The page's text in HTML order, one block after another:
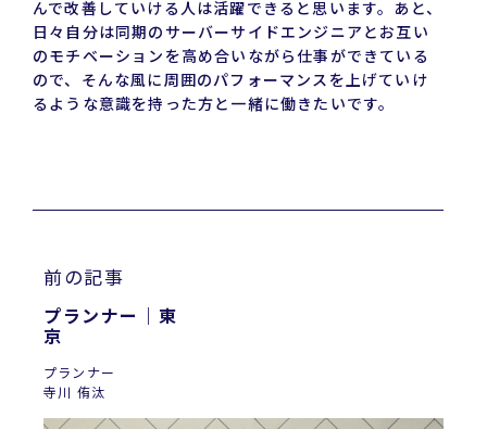
んで改善していける人は活躍できると思います。あと、
日々自分は同期のサーバーサイドエンジニアとお互い
のモチベーションを高め合いながら仕事ができている
ので、そんな風に周囲のパフォーマンスを上げていけ
るような意識を持った方と一緒に働きたいです。
前の記事
プランナー｜東
プランナー
寺川 侑汰